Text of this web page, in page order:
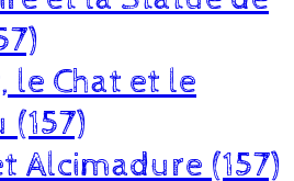
le Chat et le
(157)
Alcimadure (157)